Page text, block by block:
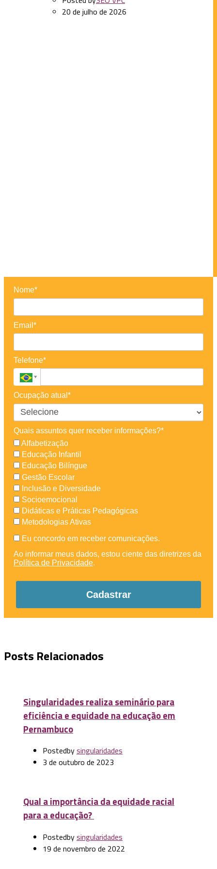
20 de julho de 2026
Nome*
Email*
Telefone*
Ocupação atual*
Quais assuntos quer receber informações?*
Alfabetização
Educação Infantil
Educação Bilíngue
Gestão Escolar
Inclusão e Diversidade
Socioemocional
Didáticas e Práticas Pedagógicas
Metodologias Ativas
Eu concordo em receber comunicações.
Ao informar meus dados, estou ciente das diretrizes da
Política de Privacidade.
Cadastrar
Posts Relacionados
Singularidades realiza seminário para
eficiência e equidade na educação em
Pernambuco
Postedbysingularidades
3 de outubro de 2023
Qual a importância da equidade racial
para a educação?
Postedbysingularidades
19 de novembro de 2022